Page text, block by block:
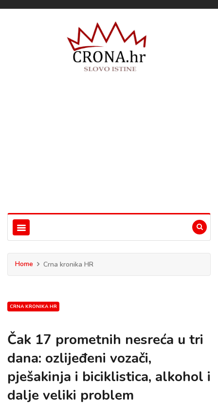
Home Crna kronika HR
CRNA KRONIKA HR
Čak 17 prometnih nesreća u tri
dana: ozlijeđeni vozači,
pješakinja i biciklistica, alkohol i
dalje veliki problem